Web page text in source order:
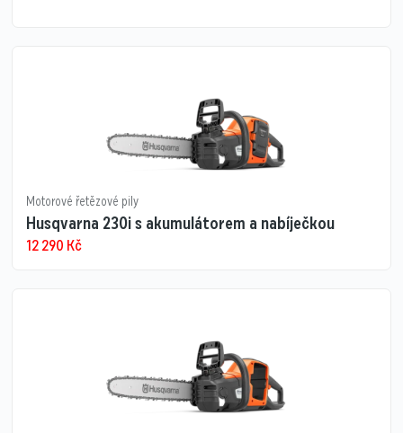
Motorové řetězové pily
Husqvarna 230i s akumulátorem a nabíječkou
12 290 Kč